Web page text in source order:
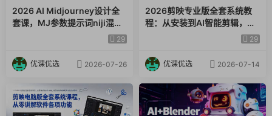
44.剪辑案例实操-31风格化调色之HSL应用.mov
45.剪辑案例实操-32万物生长抠條画中画.mov
46.剪辑案例实操-33時镜特效之四季变换.mov
47.剪辑案例实操-34无痕转场.mov
48.剪辑案例实操-35人走过字出现，mov
49.剪辑案例实操-36文字漂浮效果.mov
50.剪辑案例实操-37炫酷六分屏卡点.mov
2026 AI Midjourney设计全
套课，MJ参数提示词niji混图
教学，IP建筑游戏原画一站式29
优课优选 2026-07-26
2026剪映专业版全套系统教
程：从安装到AI智能剪辑，零
基础变剪辑高手，效率翻倍 29
优课优选 2026-07-14